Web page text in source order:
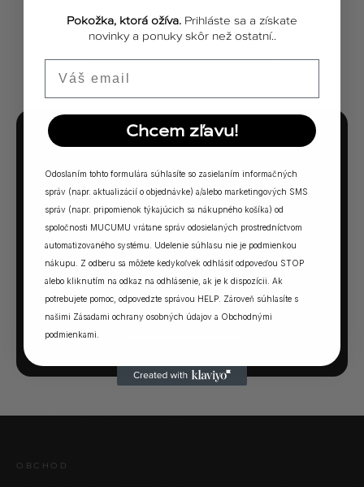
ZOBRAZIŤ VŠETKY PRÍBEHY
Ktorá vôňa Vám
sadne?
5 otázok. Jedna odpoveď. Vaša ideálna MUCUMU
vôňa.
SPUSTIŤ KVÍZ →
OBCHOD
Pokožka, ktorá ožíva. Prihláste sa a získate
novinky a ponuky skôr než ostatní..
Chcem zľavu!
Odoslaním tohto formulára súhlasíte so zasielaním informačných
správ (napr. aktualizácií o objednávke) a/alebo marketingových SMS
správ (napr. pripomienok týkajúcich sa nákupného košíka) od
spoločnosti MUCUMU vrátane správ odosielaných prostredníctvom
automatizovaného systému. Udelenie súhlasu nie je podmienkou
nákupu. Z odberu sa môžete kedykoľvek odhlásiť odpoveďou STOP
alebo kliknutím na odkaz na odhlásenie, ak je k dispozícii. Ak
potrebujete pomoc, odpovedzte správou HELP. Zároveň súhlasíte s
našimi Zásadami ochrany osobných údajov a Obchodnými
podmienkami